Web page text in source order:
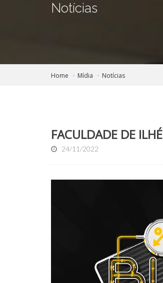
Notícias
Home Mídia Notícias
FACULDADE DE
24/11/2022